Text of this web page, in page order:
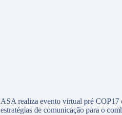
ASA realiza evento virtual pré COP17
estratégias de comunicação para o